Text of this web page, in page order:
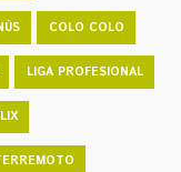
COLO COLO
LIGA PROFESIONAL